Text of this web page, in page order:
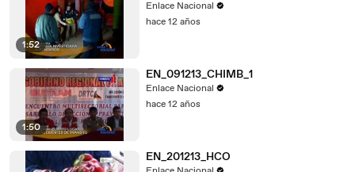
1:52
Enlace Nacional
hace 12 años
1:50
EN_091213_CHIMB_1
Enlace Nacional
hace 12 años
EN_201213_HCO